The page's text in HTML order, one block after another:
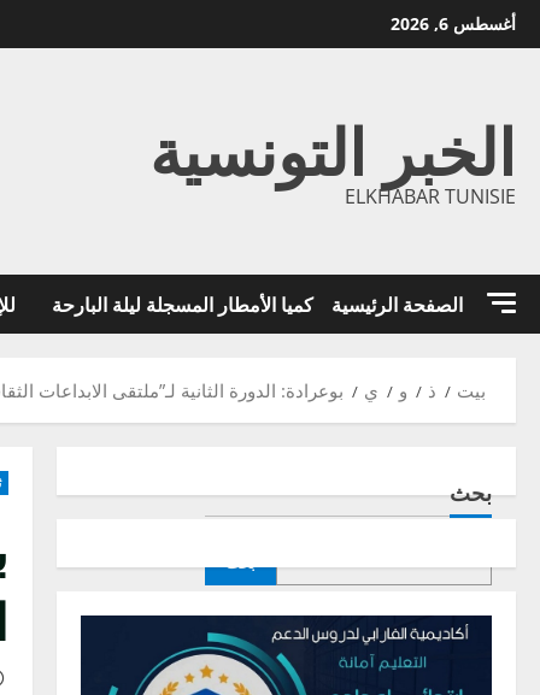
تخطي
إلى
أغسطس 6, 2026
الخبر التونسية
ELKHABAR TUNISIE
الصفحة الرئيسية كميا الأمطار المسجلة ليلة البارحة
بيت ذ و ي بوعرادة: الدورة الثانية لـ”ملتقى الابداعات
بحث
بحث